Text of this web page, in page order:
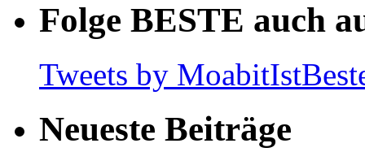
Folge BESTE auch
Tweets by
Neueste Beiträge